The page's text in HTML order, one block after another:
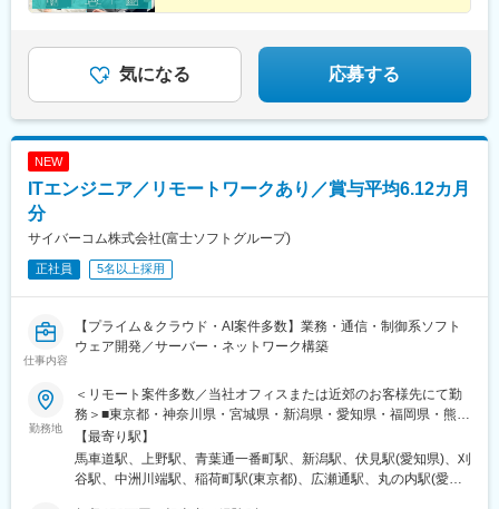
気になる 応募する
NEW
ITエンジニア／リモートワークあり／賞与平均6.12カ月
分
サイバーコム株式会社(富士ソフトグループ)
正社員 5名以上採用
仕事内容
【プライム＆クラウド・AI案件多数】業務・通信・制御系ソフト
ウェア開発／サーバー・ネットワーク構築
勤務地
＜リモート案件多数／当社オフィスまたは近郊のお客様先にて勤
務＞■東京都・神奈川県・宮城県・新潟県・愛知県・福岡県・熊本
県で募集！※勤務地は希望を考慮いたします※受動喫煙対策あり
【横浜本社】神奈川県横浜市中区本町4丁目34【東京オフィス】
東京都台東区東上野4丁目27番3号 上野トーセイビル4階【仙台オ
【最寄り駅】
馬車道駅、上野駅、青葉通一番町駅、新潟駅、伏見駅(愛知県)、刈
谷駅、中洲川端駅、稲荷町駅(東京都)、広瀬通駅、丸の内駅(愛知